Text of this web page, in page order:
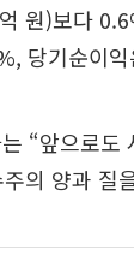
원)보다
당기순이
“앞으로도
의 양과 질